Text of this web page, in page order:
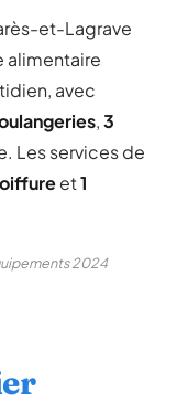
et-Lagrave
alimentaire
avec
,3
Les services de
et1
2024